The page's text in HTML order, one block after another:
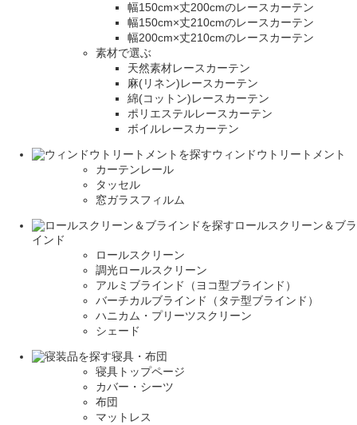
幅150cm×丈200cmのレースカーテン
幅150cm×丈210cmのレースカーテン
幅200cm×丈210cmのレースカーテン
素材で選ぶ
天然素材レースカーテン
麻(リネン)レースカーテン
綿(コットン)レースカーテン
ポリエステルレースカーテン
ボイルレースカーテン
ウィンドウトリートメント
カーテンレール
タッセル
窓ガラスフィルム
ロールスクリーン＆ブラ
インド
ロールスクリーン
調光ロールスクリーン
アルミブラインド（ヨコ型ブラインド）
バーチカルブラインド（タテ型ブラインド）
ハニカム・プリーツスクリーン
シェード
寝具・布団
寝具トップページ
カバー・シーツ
布団
マットレス